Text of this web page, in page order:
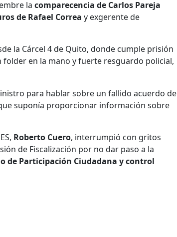
la comparecencia de Carlos Pareja
de Rafael Correa y exgerente de
la Cárcel 4 de Quito, donde cumple prisión
folder en la mano y fuerte resguardo policial,
para hablar sobre un fallido acuerdo de
suponía proporcionar información sobre
Roberto Cuero, interrumpió con gritos
de Fiscalización por no dar paso a la
de Participación Ciudadana y control